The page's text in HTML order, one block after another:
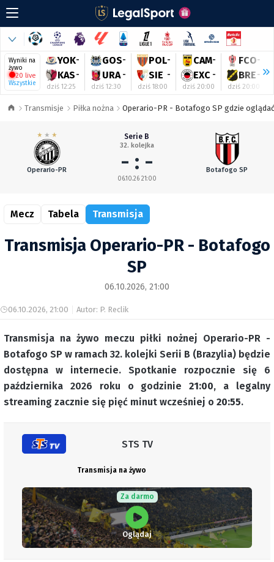
Wyniki na
żywo
20 live
Wszystkie
YOK-
KAS-
dziś 12:25
GOS-
URA -
dziś 12:30
POL-
SIE -
dziś 18:00
CAM-
EXC -
dziś 20:00
FCO-
BRE-
dziś 20:00
Transmisje Piłka nożna Operario-PR - Botafogo SP gdzie
Operario-PR
Serie B
32. kolejka
- : -
06.10.26 21:00
Botafogo SP
Mecz Tabela Transmisja
Transmisja Operario-PR - Botafogo
SP
06.10.2026, 21:00
06.10.2026, 21:00 Autor: P. Reclik
Transmisja na żywo meczu piłki nożnej Operario-PR -
Botafogo SP w ramach 32. kolejki Serii B (Brazylia) będzie
dostępna w internecie. Spotkanie rozpocznie się 6
października 2026 roku o godzinie21:00, a legalny
streaming zacznie się pięć minut wcześniej o 20:55.
STS TV
Transmisja na żywo
Za darmo
Oglądaj